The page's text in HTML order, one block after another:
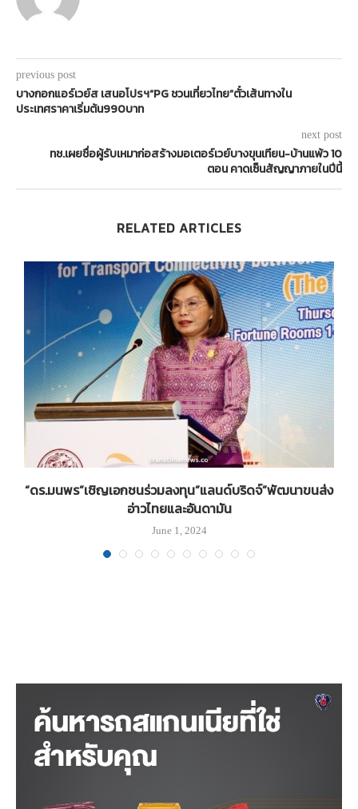
previous post
บางกอกแอร์เวย์ส เสนอโปรฯ“PG ชวนเที่ยวไทย”ตั๋วเส้นทางใน
ประเทศราคาเริ่มต้น990บาท
next post
ทช.เผยชื่อผู้รับเหมาก่อสร้างมอเตอร์เวย์บางขุนเทียน-บ้านแพ้ว 10
ตอน คาดเซ็นสัญญาภายในปีนี้
RELATED ARTICLES
“ดร.มนพร”เชิญเอกชนร่วมลงทุน”แลนด์บริดจ์”พัฒนาขนส่ง
อ่าวไทยและอันดามัน
June 1, 2024